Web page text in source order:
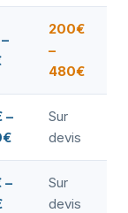
200€
–
480€
–
Sur
devis
–
Sur
devis